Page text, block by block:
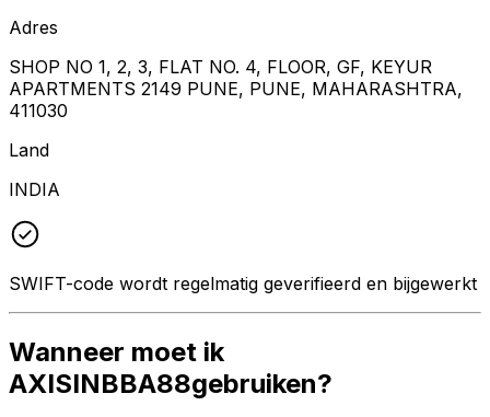
Adres
SHOP NO 1, 2, 3, FLAT NO. 4, FLOOR, GF, KEYUR
APARTMENTS 2149 PUNE, PUNE, MAHARASHTRA,
411030
Land
INDIA
SWIFT-code wordt regelmatig geverifieerd en bijgewerkt
Wanneer moet ik
AXISINBBA88gebruiken?